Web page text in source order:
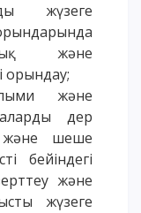
жүзеге
және
орындау;
және
дер
және шеше
бейіндегі
және
жүзеге